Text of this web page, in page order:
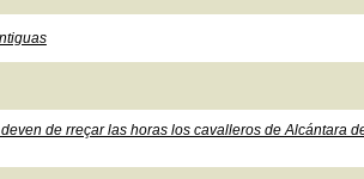
de rreçar las horas los cavalleros de Alcántara